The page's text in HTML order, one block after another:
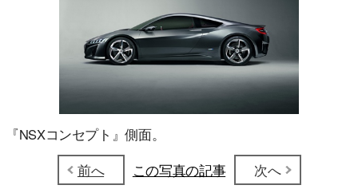
『NSXコンセプト』側面。
前へ
この写真の記事 次へ